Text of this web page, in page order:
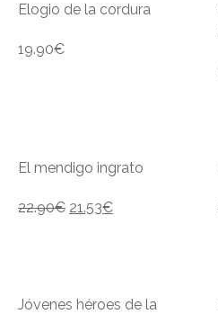
Elogio de la cordura
19.90€
El mendigo ingrato
22.90€ 21.53€
Jóvenes héroes de la